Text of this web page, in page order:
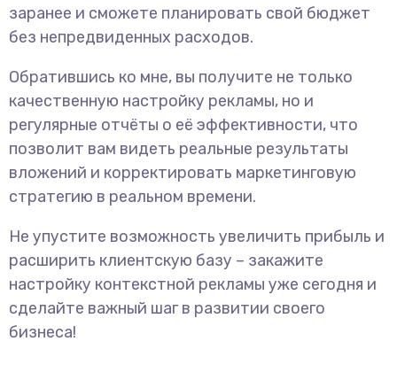
заранее и сможете планировать свой бюджет
без непредвиденных расходов.
Обратившись ко мне, вы получите не только
качественную настройку рекламы, но и
регулярные отчёты о её эффективности, что
позволит вам видеть реальные результаты
вложений и корректировать маркетинговую
стратегию в реальном времени.
Не упустите возможность увеличить прибыль и
расширить клиентскую базу – закажите
настройку контекстной рекламы уже сегодня и
сделайте важный шаг в развитии своего
бизнеса!